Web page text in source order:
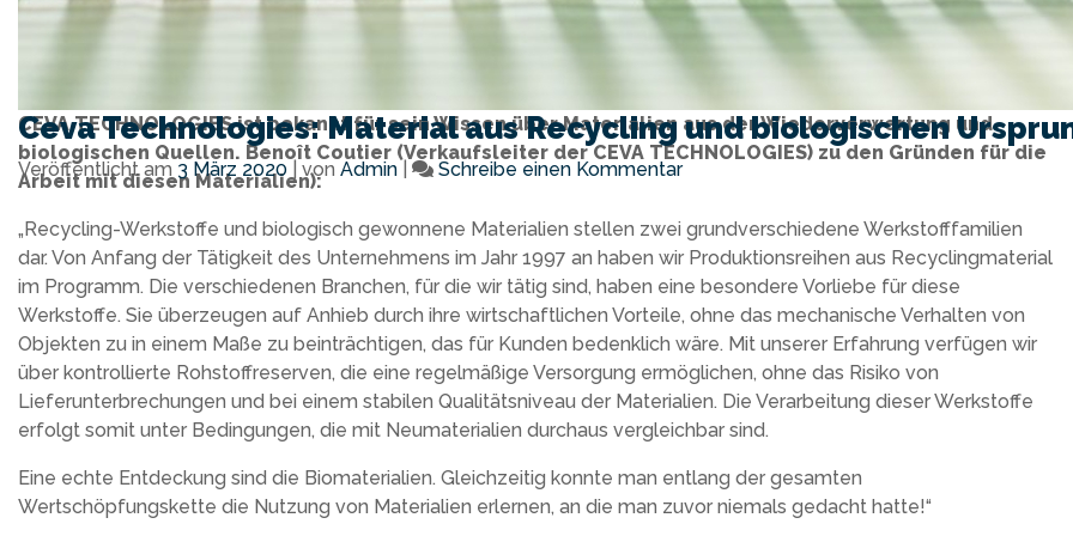
Ceva Technologies: Material aus Recycling und biologischen
Veröffentlicht am 3 März 2020 von Admin Schreibe einen Kommentar
CEVA TECHNOLOGIES ist bekannt für sein Wissen über Materialien aus der Wiederverwertung und
biologischen Quellen. Benoît Coutier (Verkaufsleiter der CEVA TECHNOLOGIES) zu den Gründen für die
Arbeit mit diesen Materialien):
„Recycling-Werkstoffe und biologisch gewonnene Materialien stellen zwei grundverschiedene Werkstofffamilien
dar. Von Anfang der Tätigkeit des Unternehmens im Jahr 1997 an haben wir Produktionsreihen aus Recyclingmaterial
im Programm. Die verschiedenen Branchen, für die wir tätig sind, haben eine besondere Vorliebe für diese
Werkstoffe. Sie überzeugen auf Anhieb durch ihre wirtschaftlichen Vorteile, ohne das mechanische Verhalten von
Objekten zu in einem Maße zu beinträchtigen, das für Kunden bedenklich wäre. Mit unserer Erfahrung verfügen wir
über kontrollierte Rohstoffreserven, die eine regelmäßige Versorgung ermöglichen, ohne das Risiko von
Lieferunterbrechungen und bei einem stabilen Qualitätsniveau der Materialien. Die Verarbeitung dieser Werkstoffe
erfolgt somit unter Bedingungen, die mit Neumaterialien durchaus vergleichbar sind.
Eine echte Entdeckung sind die Biomaterialien. Gleichzeitig konnte man entlang der gesamten
Wertschöpfungskette die Nutzung von Materialien erlernen, an die man zuvor niemals gedacht hatte!“